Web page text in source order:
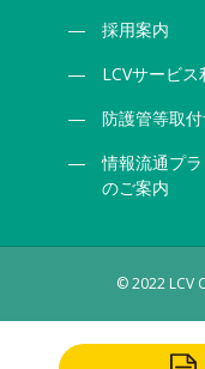
採用案内
LCVサービス
防護管等取
情報流通プ
のご案内
© 2022 LCV